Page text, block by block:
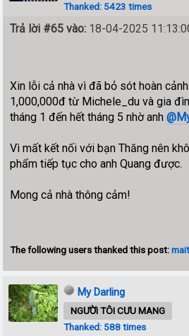
Thanked: 5423 times
Trả lời #65 vào: 18-04-2025
Xin lỗi cả nhà vì đã bỏ sót hoàn
1,000,000đ từ Michele_du và gia
tháng 1 đến hết tháng 5 nhờ anh
Vì mất kết nối với bạn Thăng nên
phẩm tiếp tục cho anh Quang được.
Mong cả nhà thông cảm!
The following users thanked this post:
My Darling
NGƯỜI TÔI CƯU MANG
Thanked: 588 times